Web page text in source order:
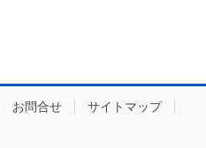
お問合せ サイトマップ